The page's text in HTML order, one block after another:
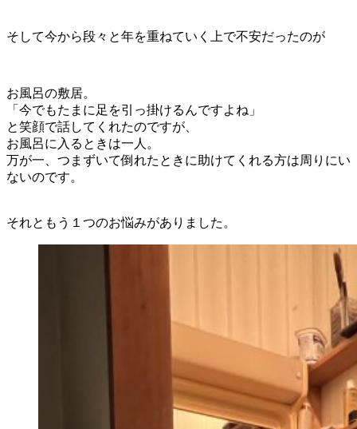
そして今から段々と年を重ねていく上で不安だったのが
お風呂の敷居。
「今でもたまに足を引っ掛けるんですよね」
と笑顔で話してくれたのですが、
お風呂に入るときは一人。
万が一、つまずいて倒れたときに助けてくれる方は周りにい
ないのです。
それともう１つのお悩みがありました。